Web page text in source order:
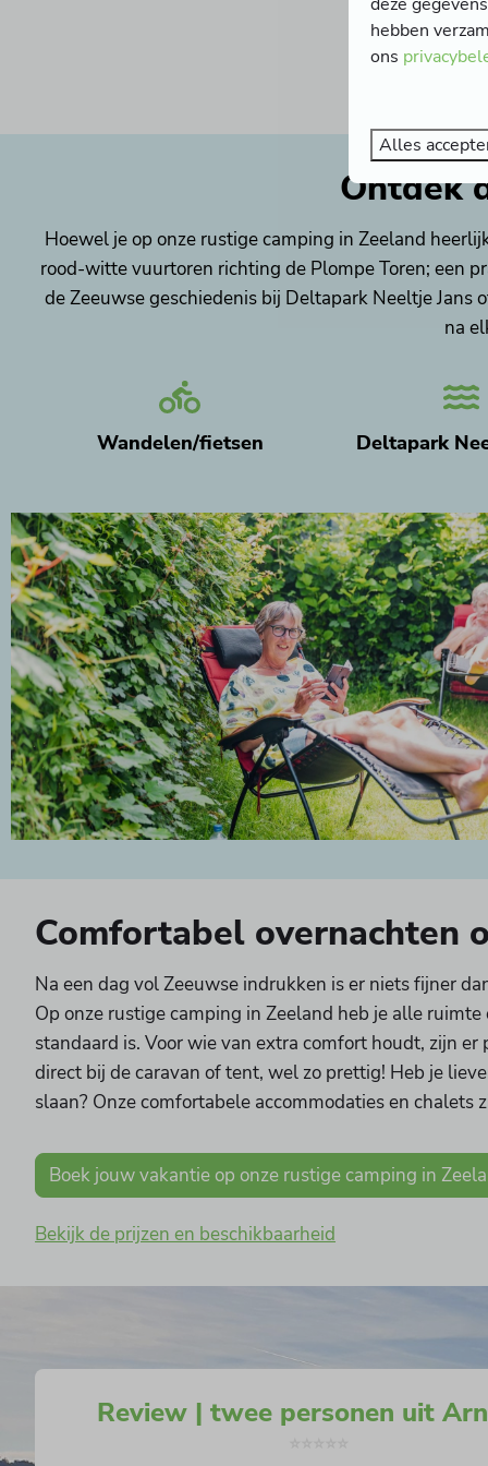
Ontdek
Hoewel je op onze rustige camping in Zeeland
rood-witte vuurtoren richting de Plompe Toren; een
de Zeeuwse geschiedenis bij Deltapark Neeltje Jans
na
Wandelen/fietsen Deltapark
Comfortabel overnachten
Na een dag vol Zeeuwse indrukken is er niets fijner
Op onze rustige camping in Zeeland heb je alle
standaard is. Voor wie van extra comfort houdt, zijn er
direct bij de caravan of tent, wel zo prettig! Heb je
slaan? Onze comfortabele accommodaties en chalets
Boek jouw vakantie op onze rustige camping in
Bekijk de prijzen en beschikbaarheid
Review | twee personen uit
hebben
ons
Alles